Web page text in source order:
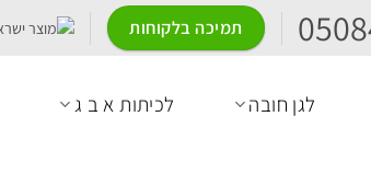
תמיכה בלקוחות
לגן חובה לכיתות א ב ג